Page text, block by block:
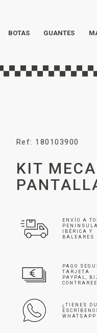
BOTAS GUANTES
Ref: 180103900
KIT
ENVÍO A
PENINSULA
IBÉRICA Y
BALEARES
PAGO
TARJETA
PAYPAL,
¿TIENES
WHATSAPP